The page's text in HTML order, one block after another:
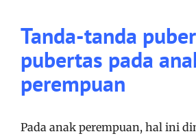
Tanda-tanda
pubertas pada
perempuan
Pada anak perempuan, hal ini